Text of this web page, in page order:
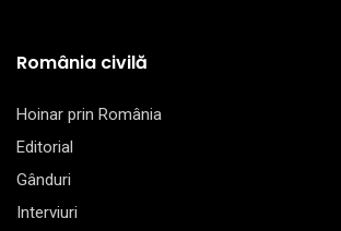
România civilă
Hoinar prin România
Editorial
Gânduri
Interviuri